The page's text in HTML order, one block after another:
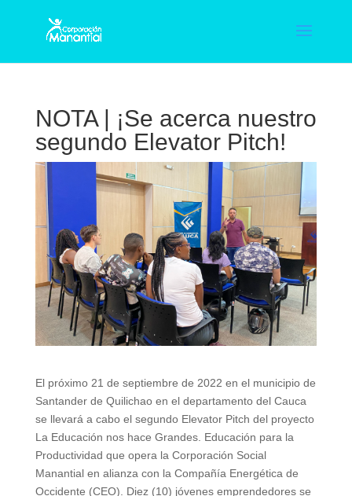
NOTA | ¡Se acerca nuestro
segundo Elevator Pitch!
El próximo 21 de septiembre de 2022 en el municipio de
Santander de Quilichao en el departamento del Cauca
se llevará a cabo el segundo Elevator Pitch del proyecto
La Educación nos hace Grandes. Educación para la
Productividad que opera la Corporación Social
Manantial en alianza con la Compañía Energética de
Occidente (CEO). Diez (10) jóvenes emprendedores se